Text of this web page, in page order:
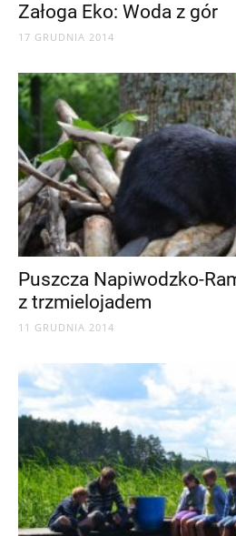
Załoga Eko: Woda z gór
17 GRUDNIA 2014
Puszcza Napiwodzko-
z trzmielojadem
11 GRUDNIA 2014